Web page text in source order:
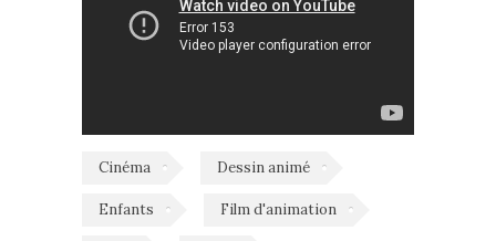
Cinéma Dessin animé
Enfants Film d'animation